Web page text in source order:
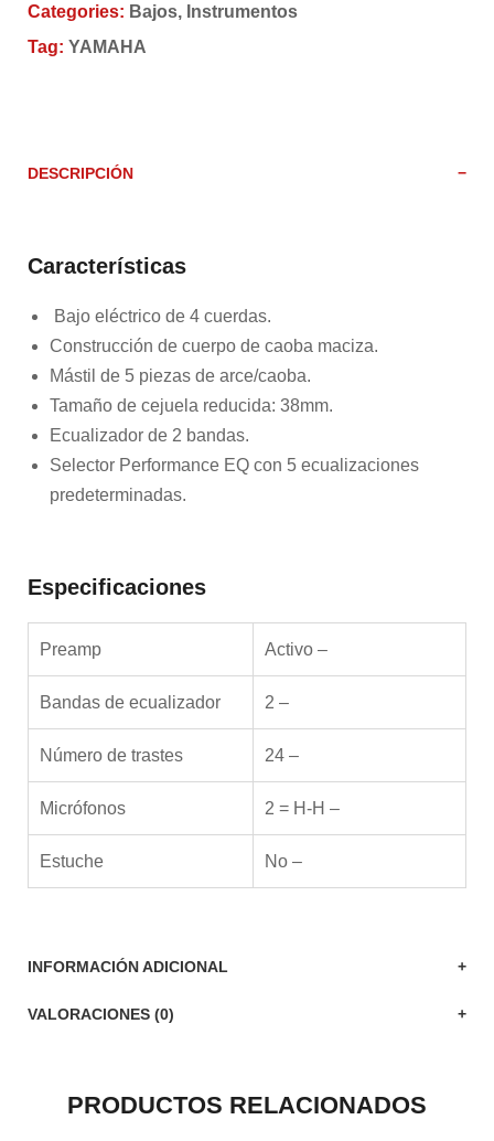
Categories: Bajos, Instrumentos
Tag: YAMAHA
DESCRIPCIÓN
Características
Bajo eléctrico de 4 cuerdas.
Construcción de cuerpo de caoba maciza.
Mástil de 5 piezas de arce/caoba.
Tamaño de cejuela reducida: 38mm.
Ecualizador de 2 bandas.
Selector Performance EQ con 5 ecualizaciones
predeterminadas.
Especificaciones
Preamp Activo –
Bandas de ecualizador 2 –
Número de trastes 24 –
Micrófonos 2 = H-H –
Estuche No –
INFORMACIÓN ADICIONAL
VALORACIONES (0)
PRODUCTOS RELACIONADOS